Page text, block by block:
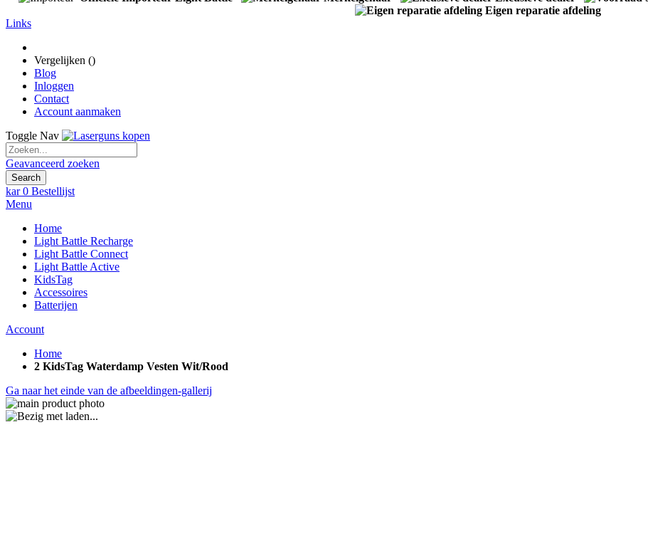
Eigen reparatie afdeling
Links
Vergelijken ()
Blog
Inloggen
Contact
Account aanmaken
Toggle Nav
Geavanceerd zoeken
Search
kar 0 Bestellijst
Menu
Home
Light Battle Recharge
Light Battle Connect
Light Battle Active
KidsTag
Accessoires
Batterijen
Account
Home
2 KidsTag Waterdamp Vesten Wit/Rood
Ga naar het einde van de afbeeldingen-gallerij